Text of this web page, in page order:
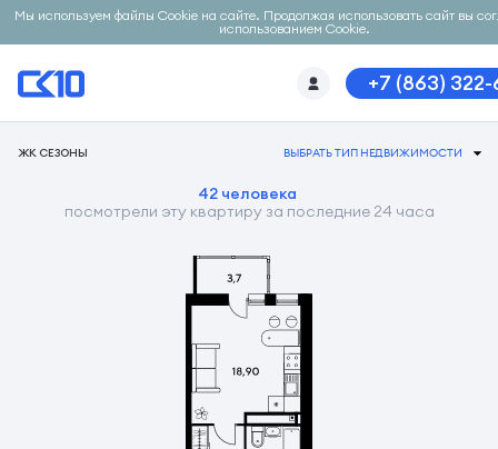
Мы используем файлы Cookie на сайте. Продолжая использовать сайт вы
использованием Cookie.
+7 (863)
ЖК СЕЗОНЫ ВЫБРАТЬ ТИП НЕДВИЖИМОСТИ
42 человека
посмотрели эту квартиру за последние 24 часа